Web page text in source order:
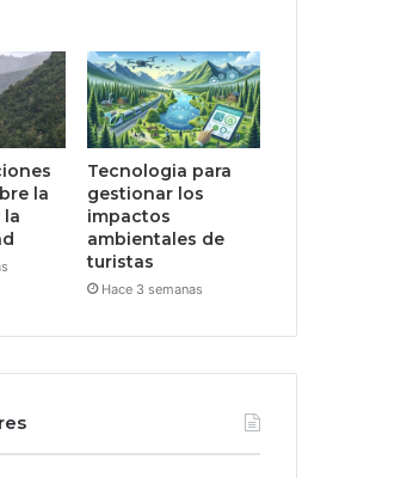
la
la
Tecnologia para
gestionar los
impactos
ambientales de
turistas
Hace 3 semanas